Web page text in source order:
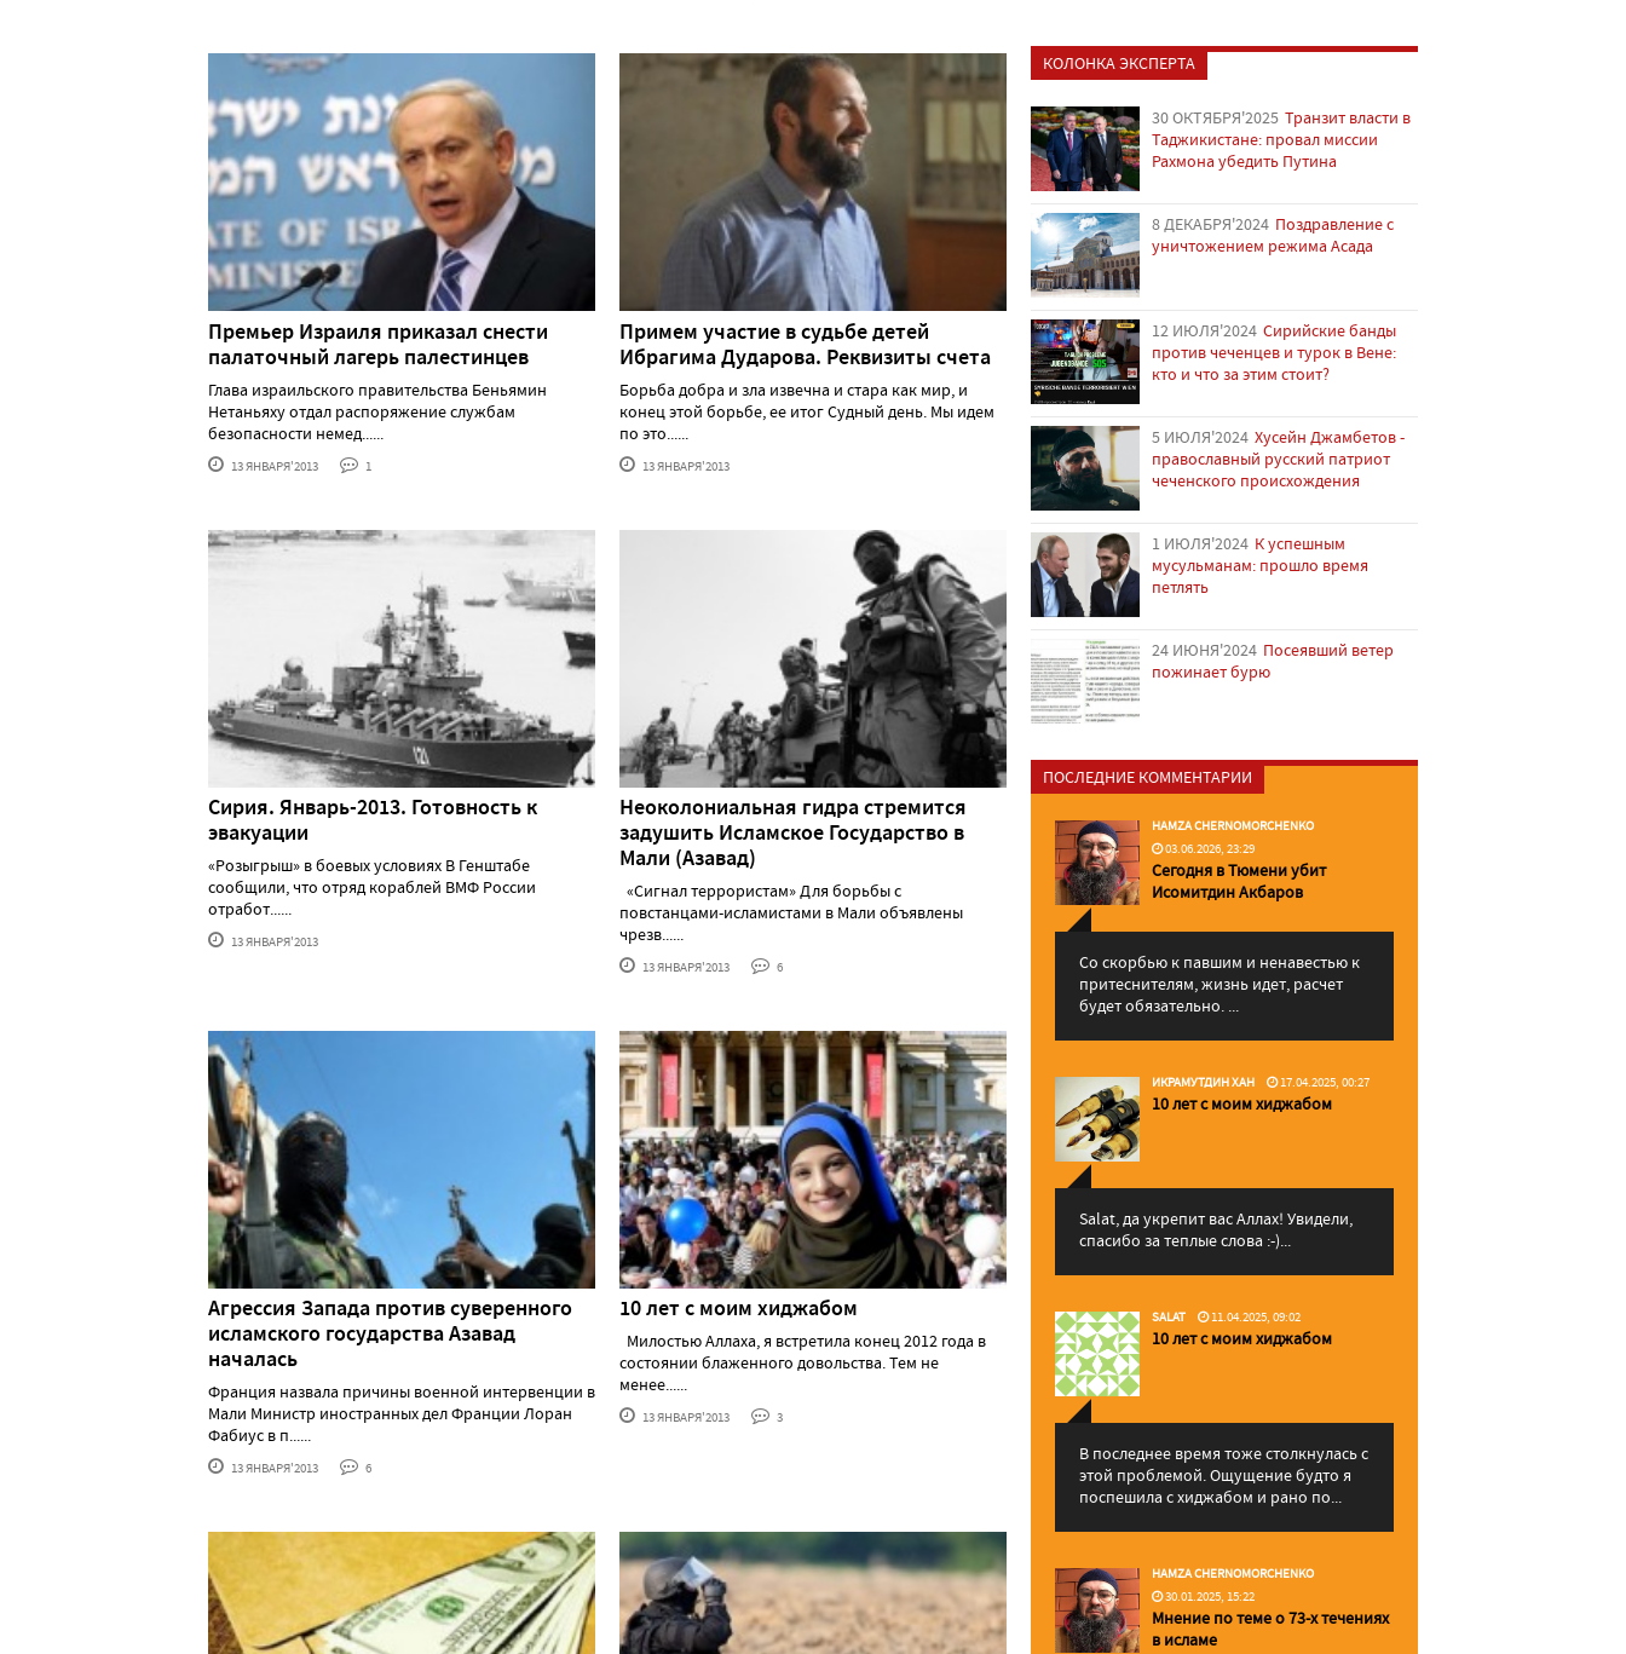
Премьер Израиля приказал снести
палаточный лагерь палестинцев
Глава израильского правительства Беньямин
Нетаньяху отдал распоряжение службам
безопасности немед......
13 ЯНВАРЯ'2013 1
Примем участие в судьбе детей
Ибрагима Дударова. Реквизиты счета
Борьба добра и зла извечна и стара как мир, и
конец этой борьбе, ее итог Судный день. Мы идем
по это......
13 ЯНВАРЯ'2013
Сирия. Январь-2013. Готовность к
эвакуации
«Розыгрыш» в боевых условиях В Генштабе
сообщили, что отряд кораблей ВМФ России
отработ......
13 ЯНВАРЯ'2013
Неоколониальная гидра стремится
задушить Исламское Государство в
Мали (Азавад)
«Сигнал террористам» Для борьбы с
повстанцами-исламистами в Мали объявлены
чрезв......
13 ЯНВАРЯ'2013 6
Агрессия Запада против суверенного
исламского государства Азавад
началась
Франция назвала причины военной интервенции в
Мали Министр иностранных дел Франции Лоран
Фабиус в п......
13 ЯНВАРЯ'2013 6
10 лет с моим хиджабом
Милостью Аллаха, я встретила конец 2012 года в
состоянии блаженного довольства. Тем не
менее......
13 ЯНВАРЯ'2013 3
КОЛОНКА ЭКСПЕРТА
30 ОКТЯБРЯ'2025 Транзит власти в
Таджикистане: провал миссии
Рахмона убедить Путина
8 ДЕКАБРЯ'2024 Поздравление с
уничтожением режима Асада
12 ИЮЛЯ'2024 Сирийские банды
против чеченцев и турок в Вене:
кто и что за этим стоит?
5 ИЮЛЯ'2024 Хусейн Джамбетов -
православный русский патриот
чеченского происхождения
1 ИЮЛЯ'2024 К успешным
мусульманам: прошло время
петлять
24 ИЮНЯ'2024 Посеявший ветер
пожинает бурю
ПОСЛЕДНИЕ КОММЕНТАРИИ
HAMZA CHERNOMORCHENKO
03.06.2026, 23:29
Сегодня в Тюмени убит
Исомитдин Акбаров
Со скорбью к павшим и ненавестью к
притеснителям, жизнь идет, расчет
будет обязательно. ...
ИКРАМУТДИН ХАН 17.04.2025, 00:27
10 лет с моим хиджабом
Salat, да укрепит вас Аллаx! Увидели,
спасибо за теплые слова :-)...
SALAT 11.04.2025, 09:02
10 лет с моим хиджабом
В последнее время тоже столкнулась с
этой проблемой. Ощущение будто я
поспешила с хиджабом и рано по...
HAMZA CHERNOMORCHENKO
30.01.2025, 15:22
Мнение по теме о 73-х течениях
в исламе